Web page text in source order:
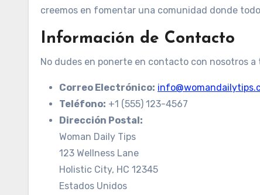
creemos en fomentar una comunidad donde
Información de Contacto
No dudes en ponerte en contacto con nosotros
Correo Electrónico:
Teléfono: +1 (555) 123-4567
Dirección Postal:
Woman Daily Tips
123 Wellness Lane
Holistic City, HC 12345
Estados Unidos